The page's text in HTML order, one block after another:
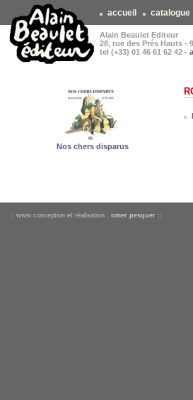
accueil catalogue
Alain Beaulet Editeur
28, rue des Prés Hauts -
tel (+33) 01 46 61 62 42 -
Nos chers disparus
:: www conception et réalisation : omer pesquer ::